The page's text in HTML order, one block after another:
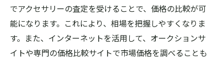
でアクセサリーの査定を受けることで、価格の比較が可
能になります。これにより、相場を把握しやすくなりま
す。また、インターネットを活用して、オークションサ
イトや専門の価格比較サイトで市場価格を調べることも